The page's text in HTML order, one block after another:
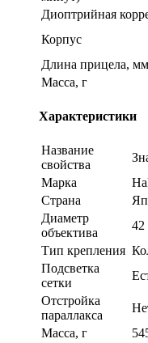
Диоптрийная
Корпус
Длина прицела, мм
Масса, г
Характеристики
Название
свойства
Марка
Страна
Диаметр
объектива
42
Тип крепления
Подсветка
сетки
Отстройка
параллакса
Масса, г